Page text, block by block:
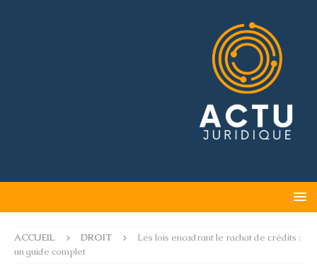
ACCUEIL DROIT
Les lois encadrant le rachat de crédits :
un guide complet